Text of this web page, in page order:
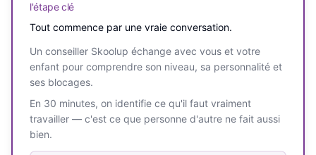
l'étape clé
Tout commence par une vraie conversation.
Un conseiller Skoolup échange avec vous et votre
enfant pour comprendre son niveau, sa personnalité et
ses blocages.
En 30 minutes, on identifie ce qu'il faut vraiment
travailler — c'est ce que personne d'autre ne fait aussi
bien.